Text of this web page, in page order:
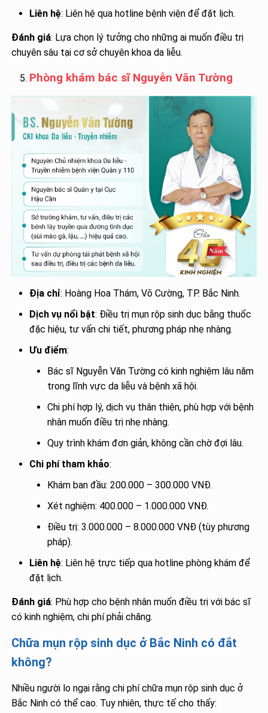
Liên hệ: Liên hệ qua hotline bệnh viện để đặt lịch.
Đánh giá: Lựa chọn lý tưởng cho những ai muốn điều trị
chuyên sâu tại cơ sở chuyên khoa da liễu.
Phòng khám bác sĩ Nguyễn Văn Tường
Địa chỉ: Hoàng Hoa Thám, Võ Cường, TP. Bắc Ninh.
Dịch vụ nổi bật: Điều trị mụn rộp sinh dục bằng thuốc
đặc hiệu, tư vấn chi tiết, phương pháp nhẹ nhàng.
Ưu điểm:
Bác sĩ Nguyễn Văn Tường có kinh nghiệm lâu năm
trong lĩnh vực da liễu và bệnh xã hội.
Chi phí hợp lý, dịch vụ thân thiện, phù hợp với bệnh
nhân muốn điều trị nhẹ nhàng.
Quy trình khám đơn giản, không cần chờ đợi lâu.
Chi phí tham khảo:
Khám ban đầu: 200.000 – 300.000 VNĐ.
Xét nghiệm: 400.000 – 1.000.000 VNĐ.
Điều trị: 3.000.000 – 8.000.000 VNĐ (tùy phương
pháp).
Liên hệ: Liên hệ trực tiếp qua hotline phòng khám để
đặt lịch.
Đánh giá: Phù hợp cho bệnh nhân muốn điều trị với bác sĩ
có kinh nghiệm, chi phí phải chăng.
Chữa mụn rộp sinh dục ở Bắc Ninh có đắt
không?
Nhiều người lo ngại rằng chi phí chữa mụn rộp sinh dục ở
Bắc Ninh có thể cao. Tuy nhiên, thực tế cho thấy: